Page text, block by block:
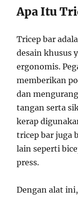
Apa Itu
Tricep bar
desain khusus
ergonomis.
memberikan
dan
tangan serta
kerap
tricep bar juga
lain seperti
press.
Dengan alat